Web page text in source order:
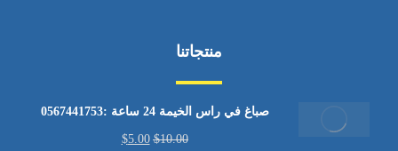
منتجاتنا
صباغ في راس الخيمة 24 ساعة :0567441753
$10.00
$5.00